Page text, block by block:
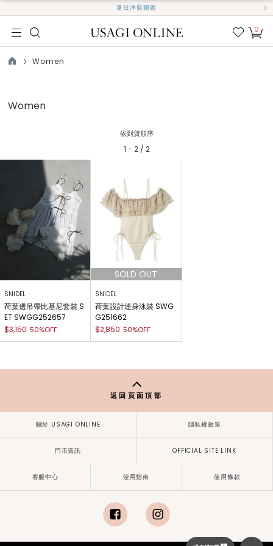
夏日洋裝圖鑑
我的
0
Women
Women
依到貨順序
1 - 2 / 2
SNIDEL
荷葉邊吊帶比基尼套裝 S
ET SWGG252657
$3,150 50%OFF
SNIDEL
荷葉設計連身泳裝 SWG
G251662
$2,850 50%OFF
返回頁面頂部
關於 USAGI ONLINE 隱私權政策
門市資訊 OFFICIAL SITE LINK
客服中心 使用指南 使用條款